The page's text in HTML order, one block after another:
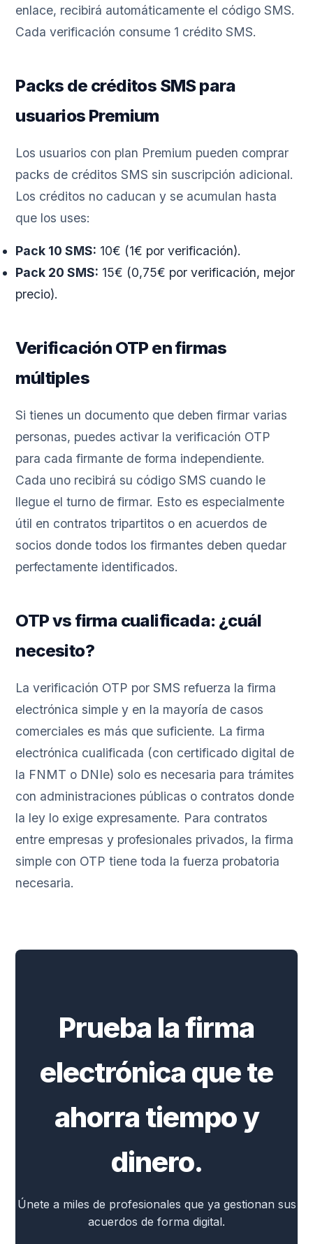
enlace, recibirá automáticamente el código SMS.
Cada verificación consume 1 crédito SMS.
Packs de créditos SMS para
usuarios Premium
Los usuarios con plan Premium pueden comprar
packs de créditos SMS sin suscripción adicional.
Los créditos no caducan y se acumulan hasta
que los uses:
Pack 10 SMS: 10€ (1€ por verificación).
Pack 20 SMS: 15€ (0,75€ por verificación, mejor
precio).
Verificación OTP en firmas
múltiples
Si tienes un documento que deben firmar varias
personas, puedes activar la verificación OTP
para cada firmante de forma independiente.
Cada uno recibirá su código SMS cuando le
llegue el turno de firmar. Esto es especialmente
útil en contratos tripartitos o en acuerdos de
socios donde todos los firmantes deben quedar
perfectamente identificados.
OTP vs firma cualificada: ¿cuál
necesito?
La verificación OTP por SMS refuerza la firma
electrónica simple y en la mayoría de casos
comerciales es más que suficiente. La firma
electrónica cualificada (con certificado digital de
la FNMT o DNIe) solo es necesaria para trámites
con administraciones públicas o contratos donde
la ley lo exige expresamente. Para contratos
entre empresas y profesionales privados, la firma
simple con OTP tiene toda la fuerza probatoria
necesaria.
Prueba la firma
electrónica que te
ahorra tiempo y
dinero.
Únete a miles de profesionales que ya gestionan sus
acuerdos de forma digital.